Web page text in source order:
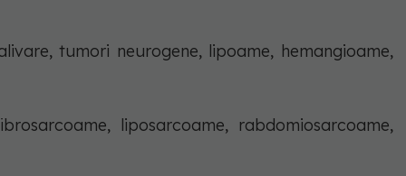
tumori neurogene, lipoame, hemangioame,
liposarcoame, rabdomiosarcoame,